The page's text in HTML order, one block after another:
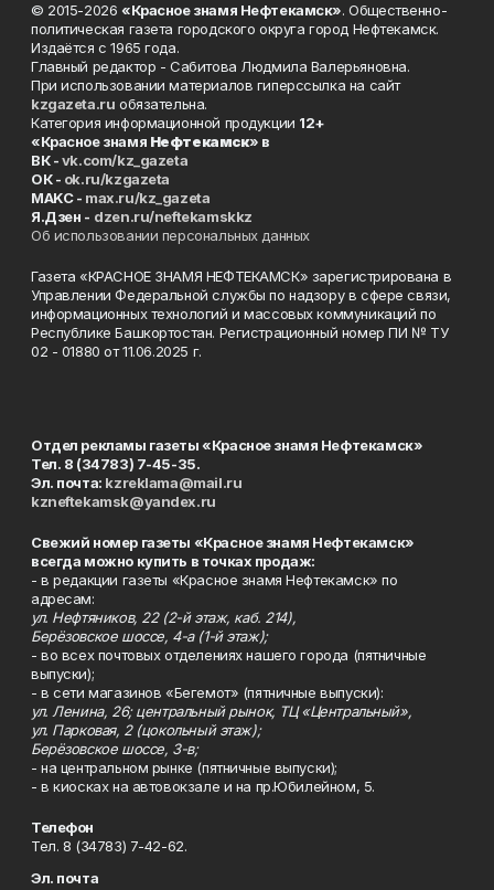
© 2015-2026 «Красное знамя Нефтекамск». Общественно-
политическая газета городского округа город Нефтекамск.
Издаётся с 1965 года.
Главный редактор - Сабитова Людмила Валерьяновна.
При использовании материалов гиперссылка на сайт
kzgazeta.ru обязательна.
Категория информационной продукции 12+
«Красное знамя Нефтекамск» в
ВК -vk.com/kz_gazeta
ОК - ok.ru/kzgazeta
MAKC - max.ru/kz_gazeta
Я.Дзен - dzen.ru/neftekamskkz
Об использовании персональных данных
Газета «КРАСНОЕ ЗНАМЯ НЕФТЕКАМСК» зарегистрирована в
Управлении Федеральной службы по надзору в сфере связи,
информационных технологий и массовых коммуникаций по
Республике Башкортостан. Регистрационный номер ПИ № ТУ
02 - 01880 от 11.06.2025 г.
Отдел рекламы газеты «Красное знамя Нефтекамск»
Тел. 8 (34783) 7-45-35.
Эл. почта: kzreklama@mail.ru
kzneftekamsk@yandex.ru
Свежий номер газеты «Красное знамя Нефтекамск»
всегда можно купить в точках продаж:
- в редакции газеты «Красное знамя Нефтекамск» по
адресам:
ул. Нефтяников, 22 (2-й этаж, каб. 214),
Берёзовское шоссе, 4-а (1-й этаж);
- во всех почтовых отделениях нашего города (пятничные
выпуски);
- в сети магазинов «Бегемот» (пятничные выпуски):
ул. Ленина, 26; центральный рынок, ТЦ «Центральный»,
ул. Парковая, 2 (цокольный этаж);
Берёзовское шоссе, 3-в;
- на центральном рынке (пятничные выпуски);
- в киосках на автовокзале и на пр.Юбилейном, 5.
Телефон
Тел. 8 (34783) 7-42-62.
Эл. почта